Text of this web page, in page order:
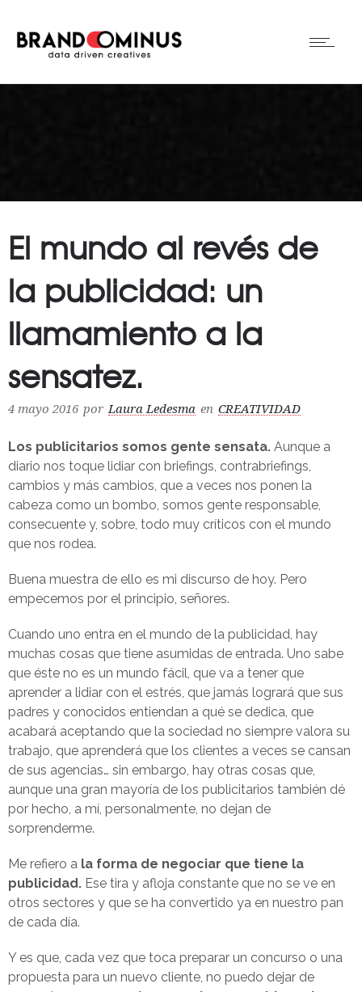
El mundo al revés de
la publicidad: un
llamamiento a la
sensatez.
4 mayo 2016 por Laura Ledesma en CREATIVIDAD
Los publicitarios somos gente sensata. Aunque a
diario nos toque lidiar con briefings, contrabriefings,
cambios y más cambios, que a veces nos ponen la
cabeza como un bombo, somos gente responsable,
consecuente y, sobre, todo muy críticos con el mundo
que nos rodea.
Buena muestra de ello es mi discurso de hoy. Pero
empecemos por el principio, señores.
Cuando uno entra en el mundo de la publicidad, hay
muchas cosas que tiene asumidas de entrada. Uno sabe
que éste no es un mundo fácil, que va a tener que
aprender a lidiar con el estrés, que jamás logrará que sus
padres y conocidos entiendan a qué se dedica, que
acabará aceptando que la sociedad no siempre valora su
trabajo, que aprenderá que los clientes a veces se cansan
de sus agencias… sin embargo, hay otras cosas que,
aunque una gran mayoría de los publicitarios también dé
por hecho, a mí, personalmente, no dejan de
sorprenderme.
Me refiero a la forma de negociar que tiene la
publicidad. Ese tira y afloja constante que no se ve en
otros sectores y que se ha convertido ya en nuestro pan
de cada día.
Y es que, cada vez que toca preparar un concurso o una
propuesta para un nuevo cliente, no puedo dejar de